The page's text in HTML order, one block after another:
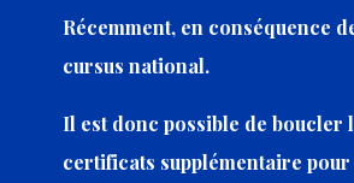
Récemment, en conséquence
cursus national.
Il est donc possible de
certificats supplémentaire